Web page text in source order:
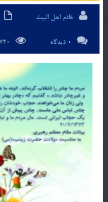
خادم اهل البیت
0 دیدگاه